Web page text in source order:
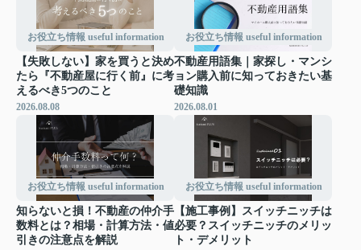
お役立ち情報 useful information
【失敗しない】家を買うと決め
たら『不動産屋に行く前』に考
えるべき5つのこと
2026.08.08
お役立ち情報 useful information
不動産用語集｜家探し・マンシ
ョン購入前に知っておきたい基
礎知識
2026.08.01
お役立ち情報 useful information
知らないと損！不動産の仲介手
数料とは？相場・計算方法・値
引きの注意点を解説
お役立ち情報 useful information
【施工事例】スイッチニッチは
必要？スイッチニッチのメリッ
ト・デメリット